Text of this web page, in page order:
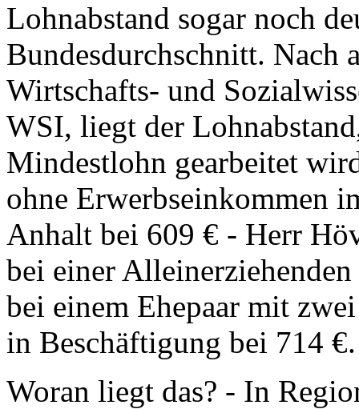
Lohnabstand sogar noch
Bundesdurchschnitt. Nach
Wirtschafts- und
WSI, liegt der
Mindestlohn gearbeitet
ohne Erwerbseinkommen
Anhalt bei 609 € - Herr
bei einer
bei einem Ehepaar mit
in Beschäftigung bei 714 €.
Woran liegt das? - In